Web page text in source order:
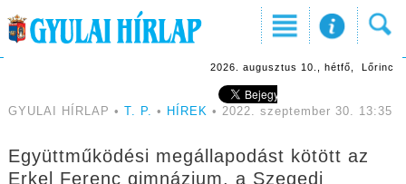
2026. augusztus 10., hétfő, Lőrinc
GYULAI HÍRLAP • T. P. • HÍREK • 2022. szeptember 30. 13:35
Együttműködési megállapodást kötött az
Erkel Ferenc gimnázium, a Szegedi